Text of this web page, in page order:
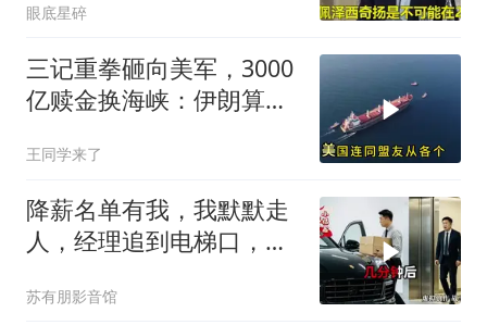
眼底星碎
三记重拳砸向美军，3000
亿赎金换海峡：伊朗算准
王同学来了
降薪名单有我，我默默走
人，经理追到电梯口，见
苏有朋影音馆